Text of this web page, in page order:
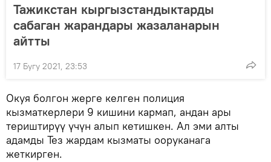
Тажикстан кыргызстандыктарды
сабаган жарандары жазаланарын
айтты
17 Бугу 2021, 23:53
Окуя болгон жерге келген полиция
кызматкерлери 9 кишини кармап, андан ары
териштирүү үчүн алып кетишкен. Ал эми алты
адамды Тез жардам кызматы ооруканага
жеткирген.